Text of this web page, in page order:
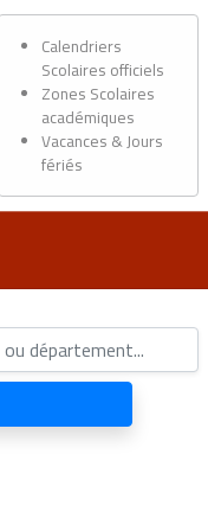
Calendriers
Scolaires officiels
Zones Scolaires
académiques
Vacances & Jours
fériés